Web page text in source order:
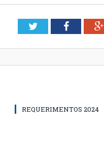
TwitterFacebook
REQUERIMENTOS 2024